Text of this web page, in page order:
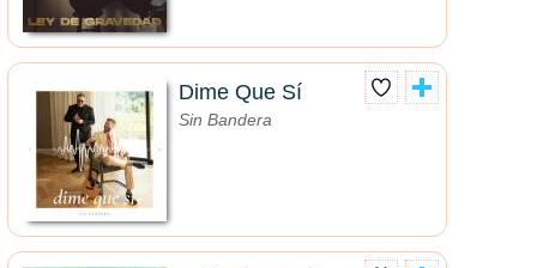
Dime Que Sí
Sin Bandera